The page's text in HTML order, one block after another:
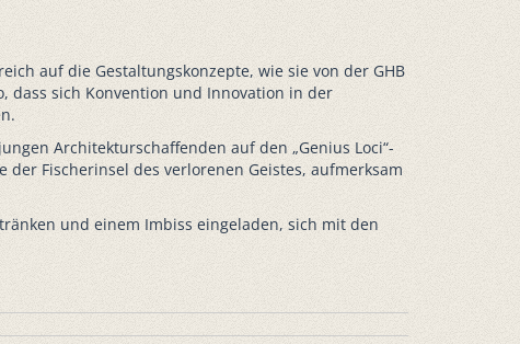
auf die Gestaltungskonzepte, wie sie von der GHB
dass sich Konvention und Innovation in der
Architekturschaffenden auf den „Genius Loci“-
der Fischerinsel des verlorenen Geistes, aufmerksam
und einem Imbiss eingeladen, sich mit den